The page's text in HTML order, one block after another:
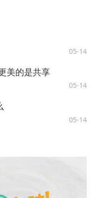
05-14
美的是共享
05-14
05-14